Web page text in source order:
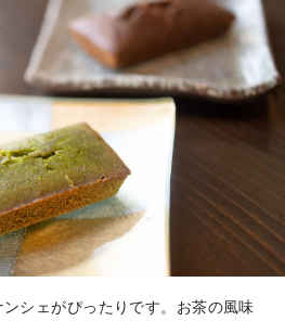
シェがぴったりです。お茶の風味